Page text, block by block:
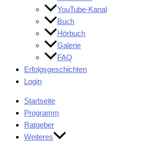
YouTube-Kanal
Buch
Hörbuch
Galerie
FAQ
Erfolgsgeschichten
Login
Startseite
Programm
Ratgeber
Weiteres